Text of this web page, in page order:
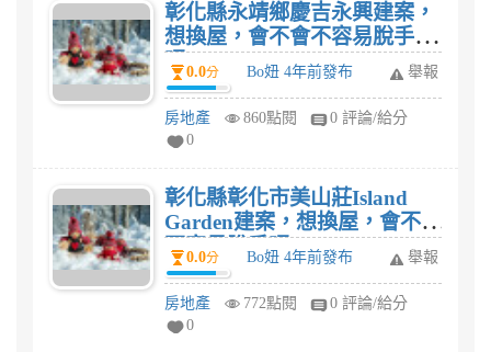
彰化縣永靖鄉慶吉永興建案，
想換屋，會不會不容易脫手
呢?0.0分 Bo妞 4年前發布 舉報
房地產 860點閱
0 評論/給分
0
彰化縣彰化市美山莊Island
Garden建案，想換屋，會不會
不容易脫手呢?
0.0分 Bo妞 4年前發布 舉報
房地產 772點閱
0 評論/給分
0